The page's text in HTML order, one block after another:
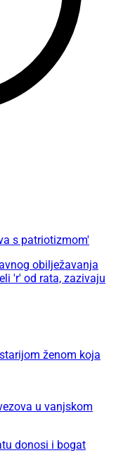
s patriotizmom'
obilježavanja
'r' od rata, zazivaju
ženom koja
u vanjskom
donosi i bogat